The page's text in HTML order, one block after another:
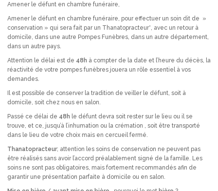
Amener le défunt en chambre funéraire,
Amener le défunt en chambre funéraire, pour effectuer un soin dit de »
conservation » qui sera fait par un Thanatopracteur*, avec un retour à
domicile, dans une autre Pompes Funèbres, dans un autre département,
dans un autre pays.
Attention le délai est de 48h à compter de la date et l’heure du décès, la
réactivité de votre pompes funèbres jouera un rôle essentiel à vos
demandes.
Il est possible de conserver la tradition de veiller le défunt, soit à
domicile, soit chez nous en salon.
Passé ce délai de 48h le défunt devra soit rester sur le lieu ou il se
trouve, et ce, jusqu’à l’inhumation ou la crémation , soit être transporté
dans le lieu de votre choix mais en cercueil fermé.
Thanatopracteur; attention les soins de conservation ne peuvent pas
être réalisés sans avoir l’accord préalablement signé de la famille. Les
soins ne sont pas obligatoires, mais fortement recommandés afin de
garantir une présentation parfaite à domicile ou en salon.